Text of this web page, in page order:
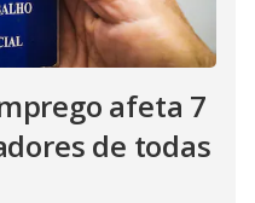
afeta 7
de todas